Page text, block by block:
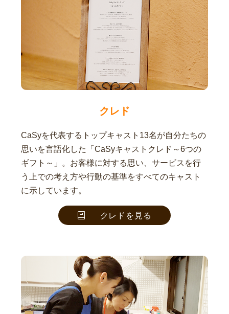
クレド
CaSyを代表するトップキャスト13名が自分たちの
思いを言語化した「CaSyキャストクレド～6つの
ギフト～」。お客様に対する思い、サービスを行
う上での考え方や行動の基準をすべてのキャスト
に示しています。
クレドを見る